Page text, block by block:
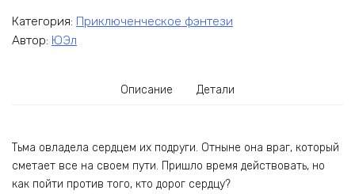
Категория: Приключенческое фэнтези
Автор: ЮЭл
Описание Детали
Тьма овладела сердцем их подруги. Отныне она враг, который
сметает все на своем пути. Пришло время действовать, но
как пойти против того, кто дорог сердцу?